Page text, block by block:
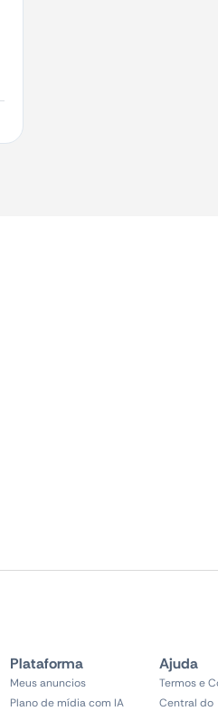
Plataforma
Meus anuncios
Plano de mídia com IA
Ajuda
Termos e
Central do